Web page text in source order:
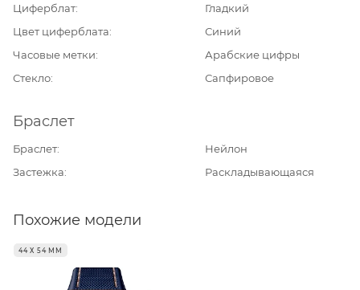
Циферблат
Гладкий
Цвет циферблата
Синий
Часовые метки
Арабские цифры
Стекло
Сапфировое
Браслет
Браслет
Нейлон
Застежка
Раскладывающаяся
Похожие модели
44 Х 54 ММ